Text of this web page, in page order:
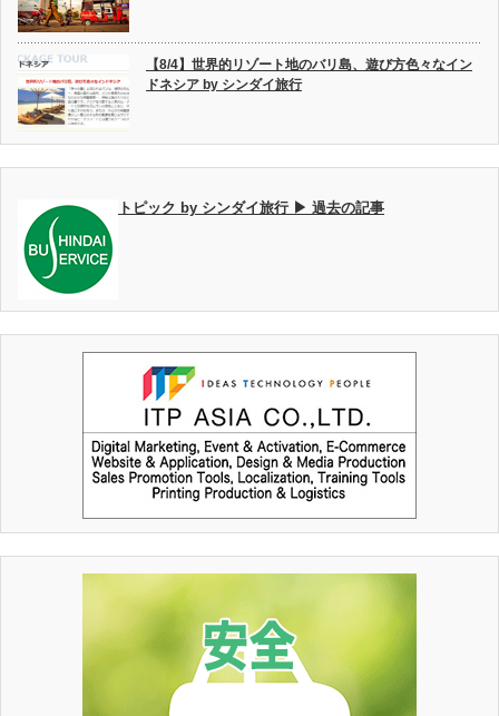
【8/4】世界的リゾート地のバリ島、遊び方色々なイン
ドネシア by シンダイ旅行
トピック by シンダイ旅行 ▶ 過去の記事